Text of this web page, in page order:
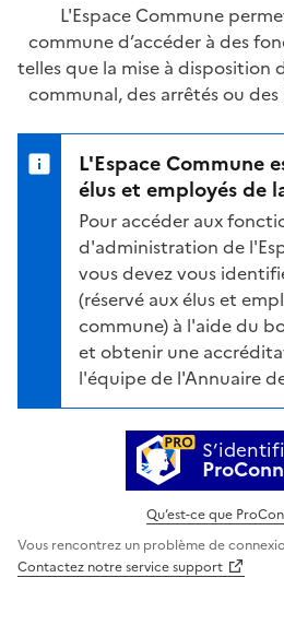
L'Espace Commune
commune d’accéder à des
telles que la mise à disposition
communal, des arrêtés ou
L'Espace Commune
élus et employés de
Pour accéder aux
d'administration de
vous devez vous
(réservé aux élus et
commune) à l'aide du
et obtenir une
l'équipe de l'Annuaire
Qu’est-ce que
Vous rencontrez un problème de
Contactez notre service support